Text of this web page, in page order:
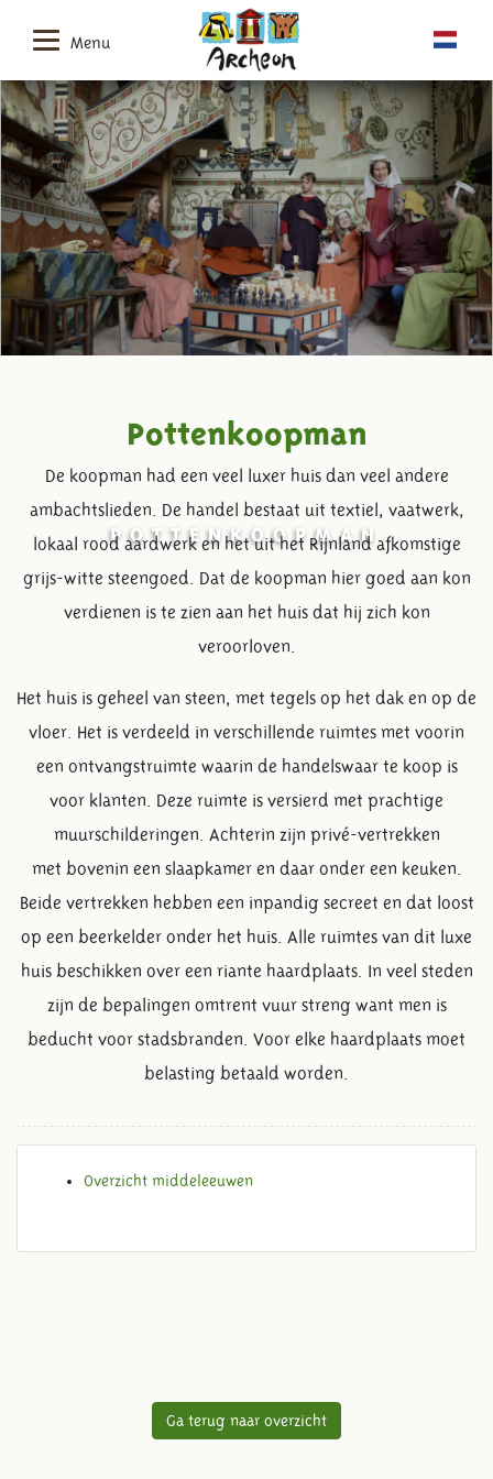
Menu
POTTENKOOPMAN
Pottenkoopman
De koopman had een veel luxer huis dan veel andere
ambachtslieden. De handel bestaat uit textiel, vaatwerk,
lokaal rood aardwerk en het uit het Rijnland afkomstige
grijs-witte steengoed. Dat de koopman hier goed aan kon
verdienen is te zien aan het huis dat hij zich kon
veroorloven.
Het huis is geheel van steen, met tegels op het dak en op de
vloer. Het is verdeeld in verschillende ruimtes met voorin
een ontvangstruimte waarin de handelswaar te koop is
voor klanten. Deze ruimte is versierd met prachtige
muurschilderingen. Achterin zijn privé-vertrekken
met bovenin een slaapkamer en daar onder een keuken.
Beide vertrekken hebben een inpandig secreet en dat loost
op een beerkelder onder het huis. Alle ruimtes van dit luxe
huis beschikken over een riante haardplaats. In veel steden
zijn de bepalingen omtrent vuur streng want men is
beducht voor stadsbranden. Voor elke haardplaats moet
belasting betaald worden.
Overzicht middeleeuwen
Ga terug naar overzicht